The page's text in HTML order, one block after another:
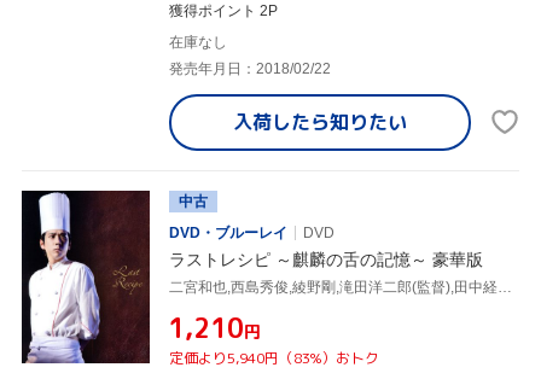
獲得ポイント 2P
在庫なし
発売年月日：2018/02/22
入荷したら知りたい
中古
DVD・ブルーレイ
DVD
ラストレシピ ～麒麟の舌の記憶～ 豪華版
¥1,210円
定価より5,940円（83%）おトク